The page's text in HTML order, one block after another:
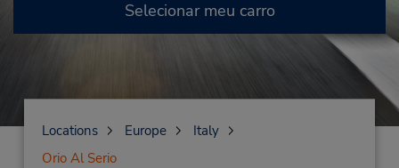
Selecionar meu carro
Locations Europe
Italy
Orio Al Serio